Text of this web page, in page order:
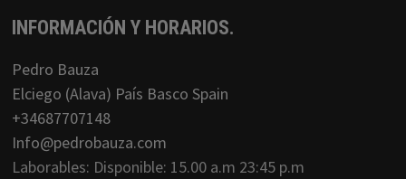
INFORMACIÓN Y HORARIOS.
Pedro Bauza
Elciego (Alava) País Basco Spain
+34687707148
Info@pedrobauza.com
Laborables: Disponible: 15.00 a.m 23:45 p.m